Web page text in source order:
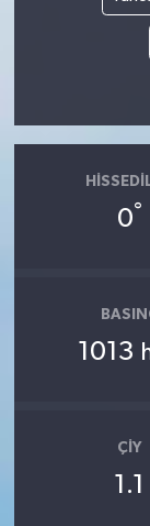
0°
1013
ÇIY
1.1